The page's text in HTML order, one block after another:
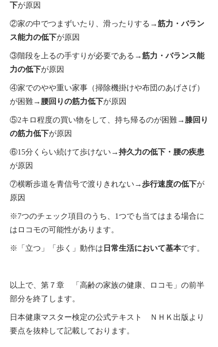
下が原因
②家の中でつまずいたり、滑ったりする→筋力・バラン
ス能力の低下が原因
③階段を上るの手すりが必要である→筋力・バランス能
力の低下が原因
④家でのやや重い家事（掃除機掛けや布団のあげさげ）
が困難→ 腰回りの筋力低下が原因
⑤2キロ程度の買い物をして、持ち帰るのが困難→ 膝回り
の筋力低下が原因
⑥15分くらい続けて歩けない→持久力の低下・腰の疾患
が原因
⑦横断歩道を青信号で渡りきれない→歩行速度の低下が
原因
※7つのチェック項目のうち、1つでも当てはまる場合に
はロコモの可能性があります。
※「立つ」「歩く」動作は 日常生活において基本です。
以上で、第７章 「高齢の家族の健康、ロコモ」の前半
部分を終了します。
日本健康マスター検定の公式テキスト ＮＨＫ出版より
要点を抜粋して記載しております。